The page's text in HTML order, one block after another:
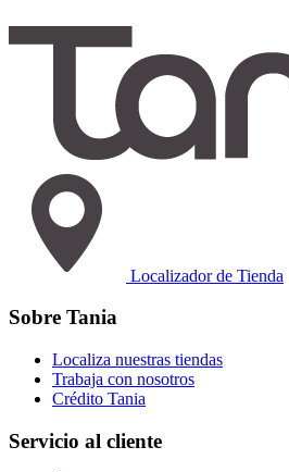
Localizador de Tienda
Sobre Tania
Localiza nuestras tiendas
Trabaja con nosotros
Crédito Tania
Servicio al cliente